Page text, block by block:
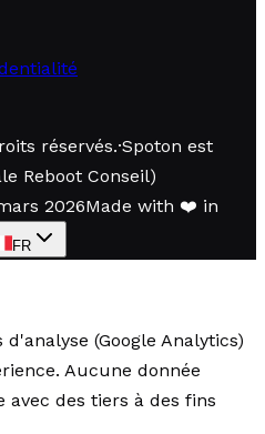
réservés.·Spoton est
Reboot Conseil)
2026Made with ❤️ in
FR
(Google Analytics)
Aucune donnée
avec des tiers à des fins